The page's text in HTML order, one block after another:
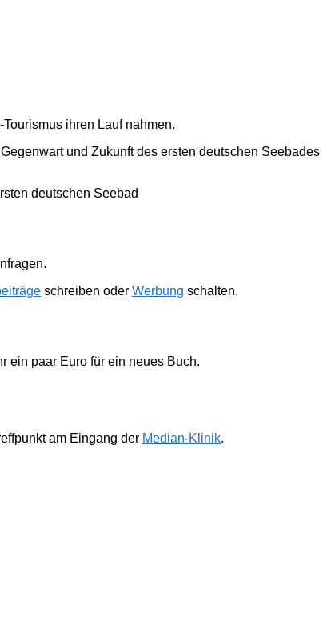
ihren Lauf nahmen.
und Zukunft des ersten deutschen Seebades
deutschen Seebad
schreiben oder Werbung schalten.
ein paar Euro für ein neues Buch.
am Eingang der Median-Klinik.